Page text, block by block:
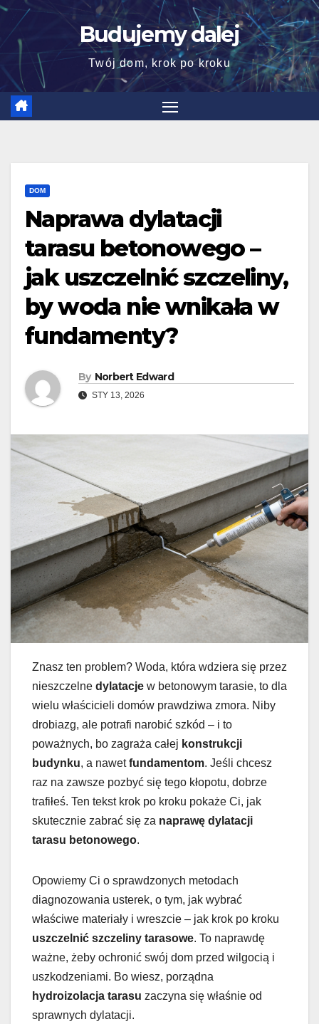
Skip
content
Budujemy dalej
Twój dom, krok po kroku
DOM
Naprawa dylatacji
tarasu betonowego –
jak uszczelnić szczeliny,
by woda nie wnikała w
fundamenty?
By Norbert Edward
STY 13, 2026
Znasz ten problem? Woda, która wdziera się przez
nieszczelne dylatacje w betonowym tarasie, to dla
wielu właścicieli domów prawdziwa zmora. Niby
drobiazg, ale potrafi narobić szkód – i to
poważnych, bo zagraża całej konstrukcji
budynku, a nawetfundamentom. Jeśli chcesz
raz na zawsze pozbyć się tego kłopotu, dobrze
trafiłeś. Ten tekst krok po kroku pokaże Ci, jak
skutecznie zabrać się za naprawę dylatacji
tarasu betonowego.
Opowiemy Ci o sprawdzonych metodach
diagnozowania usterek, o tym, jak wybrać
właściwe materiały i wreszcie – jak krok po kroku
uszczelnić szczeliny tarasowe. To naprawdę
ważne, żeby ochronić swój dom przed wilgocią i
uszkodzeniami. Bo wiesz, porządna
hydroizolacja tarasu zaczyna się właśnie od
sprawnych dylatacji.